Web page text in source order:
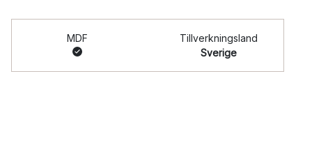
MDF
Tillverkningsland
Sverige